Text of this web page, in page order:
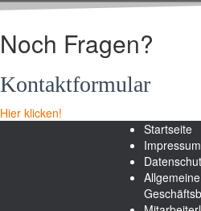
Noch Fragen?
Kontaktformular
Hier klicken!
Startseite
Impressum
Allgemeine